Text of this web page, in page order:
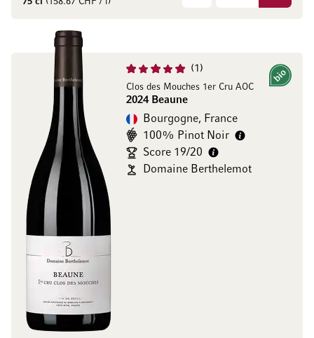
1
Clos des Mouches 1er Cru AOC
2024 Beaune
Bio
Bourgogne, France
100% Pinot Noir
Score 19/20
Domaine Berthelemot